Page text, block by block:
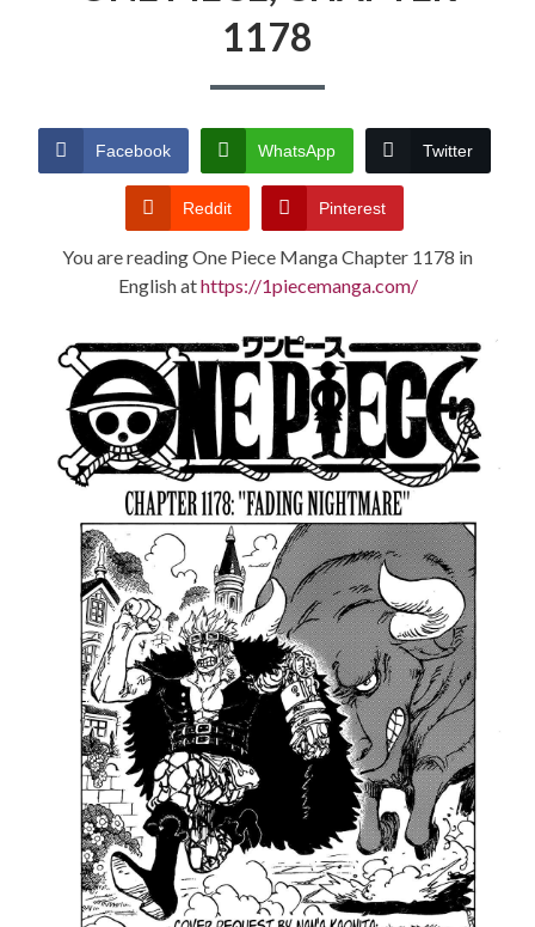
1178
Facebook WhatsApp Twitter
Reddit Pinterest
You are reading One Piece Manga Chapter 1178 in
English athttps://1piecemanga.com/